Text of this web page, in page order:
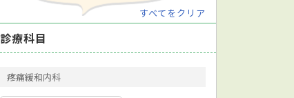
すべてをクリア
診療科目
疼痛緩和内科